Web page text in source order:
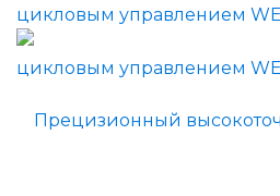
цикловым управлением